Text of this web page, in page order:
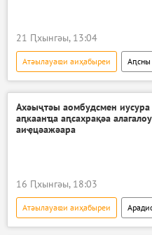
21 Ԥхынгәы, 13:04
Атәылауаҩи аиҳабыреи Аԥсны
Ахәыҷтәы аомбудсмен
аԥкаанҵа аԥсахрақәа
аиҿцәажәара
16 Ԥхынгәы, 18:03
Атәылауаҩи аиҳабыреи
Аподкаст